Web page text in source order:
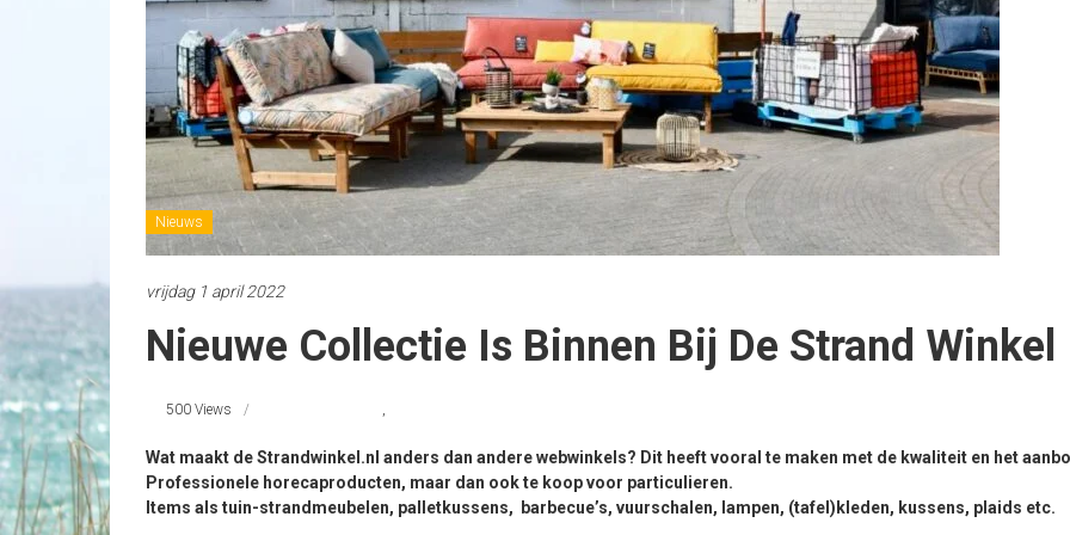
Nieuws
vrijdag 1 april 2022
Nieuwe Collectie Is Binnen Bij De Strand Winkel
500 Views ,
Wat maakt de Strandwinkel.nl anders dan andere webwinkels? Dit heeft vooral te maken met de kwaliteit en het
Professionele horecaproducten, maar dan ook te koop voor particulieren.
Items als tuin-strandmeubelen, palletkussens, barbecue’s, vuurschalen, lampen, (tafel)kleden, kussens, plaids etc.